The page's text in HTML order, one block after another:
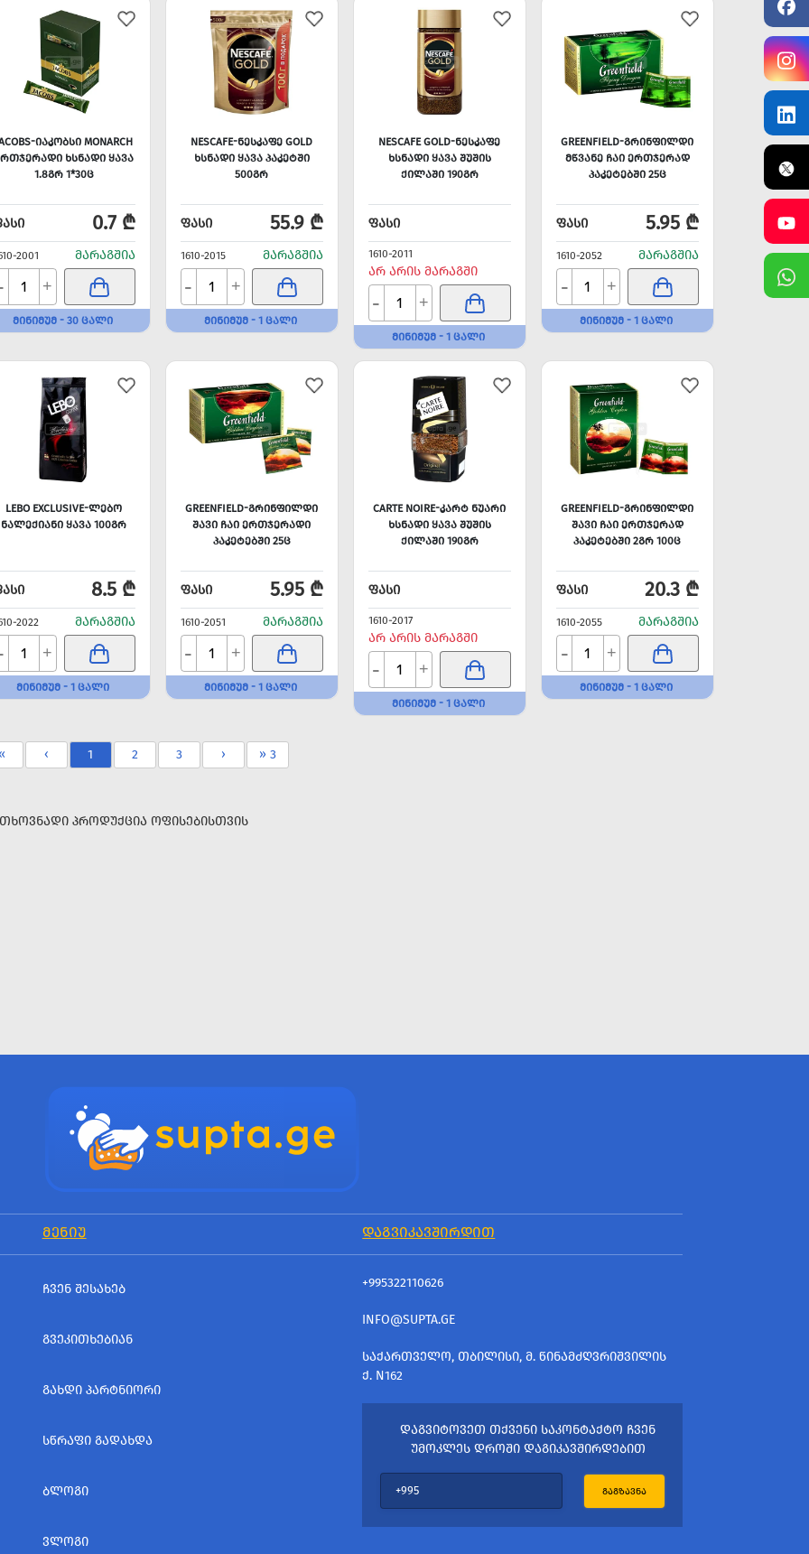
ᲘᲐᲙᲝᲑᲡᲘ MONARCH
ᲮᲡᲜᲐᲓᲘ ᲧᲐᲕᲐ
1.8ᲒᲠ 1*30Ც
0.7 ₾
2001 ᲛᲐᲠᲐᲒᲨᲘᲐ
+
ᲛᲘᲜᲘᲛᲣᲛ - 30 ᲪᲐᲚᲘ
NESCAFE-ᲜᲔᲡᲙᲐᲤᲔ GOLD
ᲮᲡᲜᲐᲓᲘ ᲧᲐᲕᲐ ᲞᲐᲙᲔᲢᲨᲘ
500ᲒᲠ
ᲤᲐᲡᲘ 55.9 ₾
1610-2015 ᲛᲐᲠᲐᲒᲨᲘᲐ
- +
ᲛᲘᲜᲘᲛᲣᲛ - 1 ᲪᲐᲚᲘ
NESCAFE GOLD-ᲜᲔᲡᲙᲐᲤᲔ
ᲮᲡᲜᲐᲓᲘ ᲧᲐᲕᲐ ᲨᲣᲨᲘᲡ
ᲥᲘᲚᲐᲨᲘ 190ᲒᲠ
ᲤᲐᲡᲘ
1610-2011
ᲐᲠ ᲐᲠᲘᲡ ᲛᲐᲠᲐᲒᲨᲘ
- +
ᲛᲘᲜᲘᲛᲣᲛ - 1 ᲪᲐᲚᲘ
GREENFIELD-ᲒᲠᲘᲜᲤᲘᲚᲓᲘ
ᲛᲬᲕᲐᲜᲔ ᲩᲐᲘ ᲔᲠᲗᲯᲔᲠᲐᲓ
ᲞᲐᲙᲔᲢᲔᲑᲨᲘ 25Ც
ᲤᲐᲡᲘ 5.95 ₾
1610-2052 ᲛᲐᲠᲐᲒᲨᲘᲐ
- +
ᲛᲘᲜᲘᲛᲣᲛ - 1 ᲪᲐᲚᲘ
LEBO EXCLUSIVE-ᲚᲔᲑᲝ
ᲜᲐᲚᲔᲥᲘᲐᲜᲘ ᲧᲐᲕᲐ 100ᲒᲠ
8.5 ₾
2022 ᲛᲐᲠᲐᲒᲨᲘᲐ
+
ᲛᲘᲜᲘᲛᲣᲛ - 1 ᲪᲐᲚᲘ
GREENFIELD-ᲒᲠᲘᲜᲤᲘᲚᲓᲘ
ᲨᲐᲕᲘ ᲩᲐᲘ ᲔᲠᲗᲯᲔᲠᲐᲓᲘ
ᲞᲐᲙᲔᲢᲔᲑᲨᲘ 25Ც
ᲤᲐᲡᲘ 5.95 ₾
1610-2051 ᲛᲐᲠᲐᲒᲨᲘᲐ
- +
ᲛᲘᲜᲘᲛᲣᲛ - 1 ᲪᲐᲚᲘ
CARTE NOIRE-ᲙᲐᲠᲢ ᲜᲣᲐᲠᲘ
ᲮᲡᲜᲐᲓᲘ ᲧᲐᲕᲐ ᲨᲣᲨᲘᲡ
ᲥᲘᲚᲐᲨᲘ 190ᲒᲠ
ᲤᲐᲡᲘ
1610-2017
ᲐᲠ ᲐᲠᲘᲡ ᲛᲐᲠᲐᲒᲨᲘ
- +
ᲛᲘᲜᲘᲛᲣᲛ - 1 ᲪᲐᲚᲘ
GREENFIELD-ᲒᲠᲘᲜᲤᲘᲚᲓᲘ
ᲨᲐᲕᲘ ᲩᲐᲘ ᲔᲠᲗᲯᲔᲠᲐᲓ
ᲞᲐᲙᲔᲢᲔᲑᲨᲘ 2ᲒᲠ 100Ც
ᲤᲐᲡᲘ 20.3 ₾
1610-2055 ᲛᲐᲠᲐᲒᲨᲘᲐ
- +
ᲛᲘᲜᲘᲛᲣᲛ - 1 ᲪᲐᲚᲘ
‹ 1 2 3 › » 3
ᲞᲠᲝᲓᲣᲥᲪᲘᲐ ᲝᲤᲘᲡᲔᲑᲘᲡᲗᲕᲘᲡ
ᲛᲔᲜᲘᲣ ᲓᲐᲒᲕᲘᲙᲐᲕᲨᲘᲠᲓᲘᲗ
ᲩᲕᲔᲜ ᲨᲔᲡᲐᲮᲔᲑ
ᲒᲕᲔᲙᲘᲗᲮᲔᲑᲘᲐᲜ
ᲒᲐᲮᲓᲘ ᲞᲐᲠᲢᲜᲘᲝᲠᲘ
ᲡᲬᲠᲐᲤᲘ ᲒᲐᲓᲐᲮᲓᲐ
ᲑᲚᲝᲒᲘ
ᲕᲚᲝᲒᲘ
+995322110626
INFO@SUPTA.GE
ᲡᲐᲥᲐᲠᲗᲕᲔᲚᲝ, ᲗᲑᲘᲚᲘᲡᲘ, Მ. ᲬᲘᲜᲐᲛᲫᲦᲕᲠᲘᲨᲕᲘᲚᲘᲡ
Ქ. N162
ᲓᲐᲒᲕᲘᲢᲝᲕᲔᲗ ᲗᲥᲕᲔᲜᲘ ᲡᲐᲙᲝᲜᲢᲐᲥᲢᲝ ᲩᲕᲔᲜ
ᲣᲛᲝᲙᲚᲔᲡ ᲓᲠᲝᲨᲘ ᲓᲐᲒᲘᲙᲐᲕᲨᲘᲠᲓᲔᲑᲘᲗ
ᲒᲐᲒᲖᲐᲕᲜᲐ